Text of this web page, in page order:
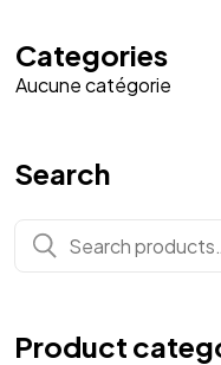
Categories
Aucune catégorie
Search
Search
for:
Product